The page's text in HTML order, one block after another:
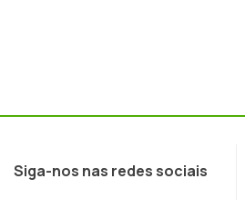
Siga-nos nas redes sociais